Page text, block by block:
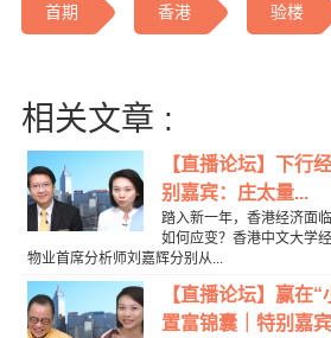
首期 香港 验楼
相关文章 :
【直播论坛】下行
别嘉宾：庄太量...
踏入新一年，香港经济面
如何应变？香港中文大学
物业首席分析师刘嘉辉分别从...
【直播论坛】赢在
置富锦囊｜特别嘉